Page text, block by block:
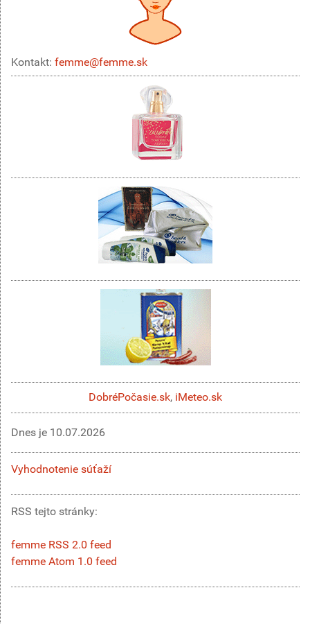
Kontakt: femme@femme.sk
DobréPočasie.sk, iMeteo.sk
Dnes je 10.07.2026
Vyhodnotenie súťaží
RSS tejto stránky:
femme RSS 2.0 feed
femme Atom 1.0 feed